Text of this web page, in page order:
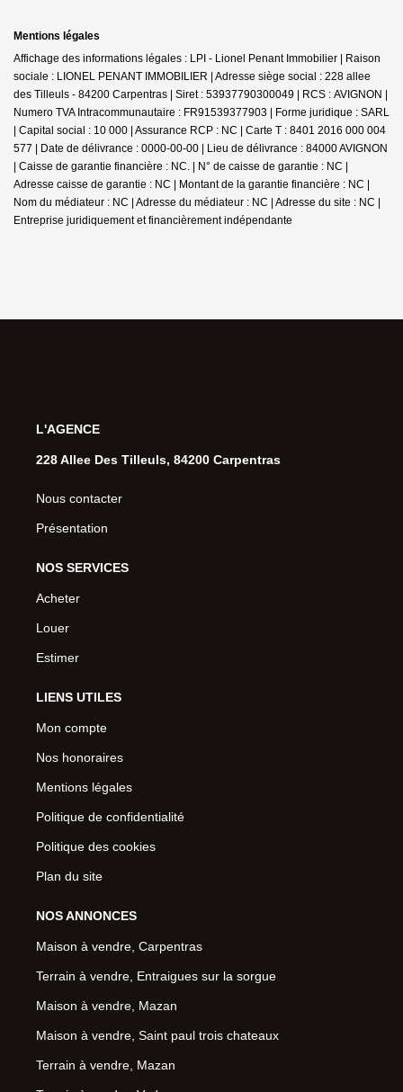
Mentions légales
Affichage des informations légales : LPI - Lionel Penant Immobilier | Raison
sociale : LIONEL PENANT IMMOBILIER | Adresse siège social : 228 allee
des Tilleuls - 84200 Carpentras | Siret : 53937790300049 | RCS : AVIGNON |
Numero TVA Intracommunautaire : FR91539377903 | Forme juridique : SARL
| Capital social : 10 000 | Assurance RCP : NC | Carte T : 8401 2016 000 004
577 | Date de délivrance : 0000-00-00 | Lieu de délivrance : 84000 AVIGNON
| Caisse de garantie financière : NC. | N° de caisse de garantie : NC |
Adresse caisse de garantie : NC | Montant de la garantie financière : NC |
Nom du médiateur : NC | Adresse du médiateur : NC | Adresse du site : NC |
Entreprise juridiquement et financièrement indépendante
L'AGENCE
228 Allee Des Tilleuls, 84200 Carpentras
Nous contacter
Présentation
NOS SERVICES
Acheter
Louer
Estimer
LIENS UTILES
Mon compte
Nos honoraires
Mentions légales
Politique de confidentialité
Politique des cookies
Plan du site
NOS ANNONCES
Maison à vendre, Carpentras
Terrain à vendre, Entraigues sur la sorgue
Maison à vendre, Mazan
Maison à vendre, Saint paul trois chateaux
Terrain à vendre, Mazan